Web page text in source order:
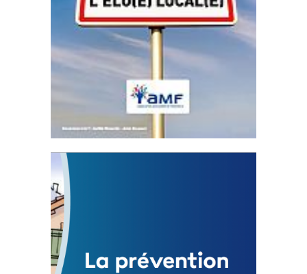
Statut de l’élu local
3 avril 2024
Mise à jour avril 2024
FEUILLETER